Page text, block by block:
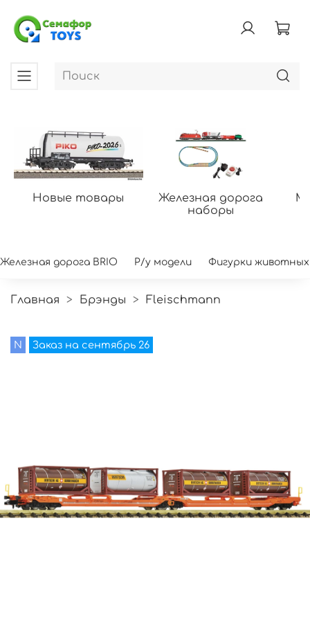
Новые товары
Железная дорога
наборы
Железная дорога BRIO Р/у модели Фигурки животных
Главная Брэнды Fleischmann
N Заказ на сентябрь 26